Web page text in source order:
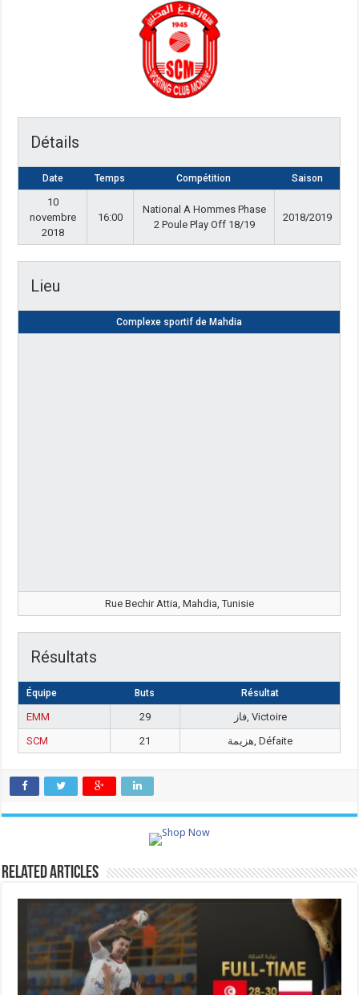
Détails
Date Temps Compétition Saison
10
novembre
2018
16:00
National A Hommes Phase
2 Poule Play Off 18/19
2018/2019
Lieu
Complexe sportif de Mahdia
Rue Bechir Attia, Mahdia, Tunisie
Résultats
Équipe Buts Résultat
EMM 29
فاز, Victoire
SCM
21 هزيمة, Défaite
Related Articles